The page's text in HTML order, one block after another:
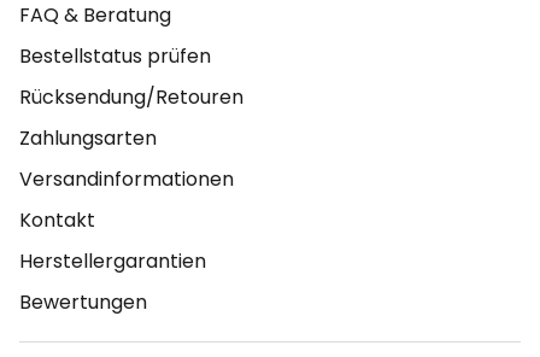
FAQ & Beratung
Bestellstatus prüfen
Rücksendung/Retouren
Zahlungsarten
Versandinformationen
Kontakt
Herstellergarantien
Bewertungen